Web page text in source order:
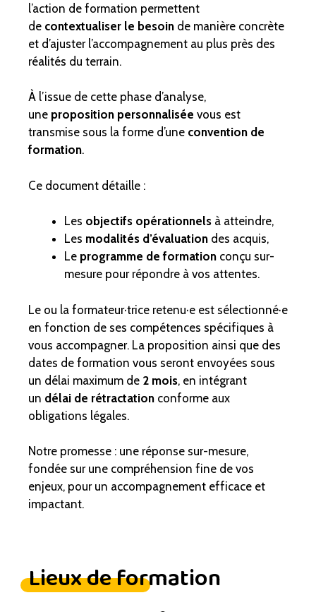
l’action de formation permettent
de contextualiser le besoin de manière concrète
et d’ajuster l’accompagnement au plus près des
réalités du terrain.
À l’issue de cette phase d’analyse,
une proposition personnalisée vous est
transmise sous la forme d’une convention de
formation.
Ce document détaille :
Les objectifs opérationnels à atteindre,
Les modalités d’évaluation des acquis,
Le programme de formation conçu sur-
mesure pour répondre à vos attentes.
Le ou la formateur·trice retenu·e est sélectionné·e
en fonction de ses compétences spécifiques à
vous accompagner. La proposition ainsi que des
dates de formation vous seront envoyées sous
un délai maximum de 2 mois, en intégrant
un délai de rétractation conforme aux
obligations légales.
Notre promesse : une réponse sur-mesure,
fondée sur une compréhension fine de vos
enjeux, pour un accompagnement efficace et
impactant.
Lieux de formation